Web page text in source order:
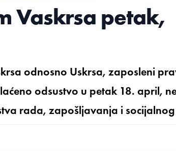
Vaskrsa petak,
odnosno Uskrsa, zaposleni
odsustvo u petak 18. april,
rada, zapošljavanja i